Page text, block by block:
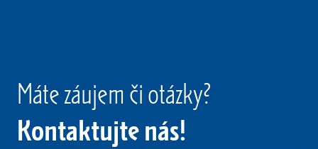
Máte záujem či otázky?
Kontaktujte nás!